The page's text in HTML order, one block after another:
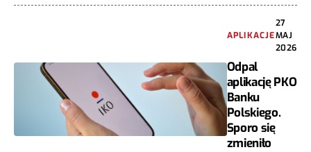
APLIKACJE
27
MAJ
2026
Odpal
aplikację PKO
Banku
Polskiego.
Sporo się
zmieniło